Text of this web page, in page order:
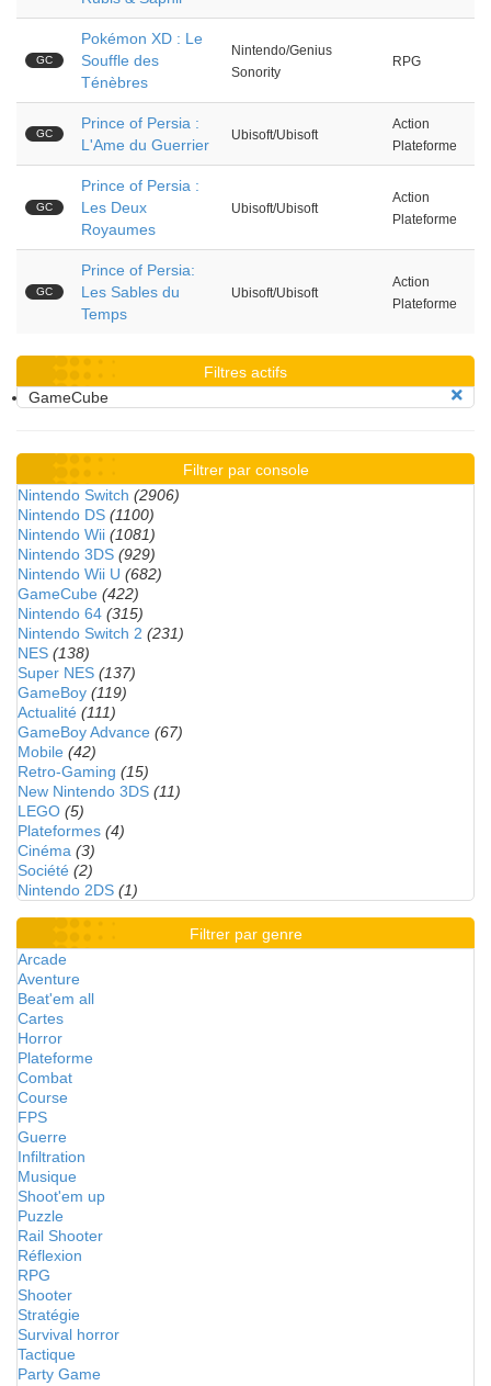
GC
Pokémon XD : Le
Souffle des
Ténèbres
Nintendo/Genius
Sonority
RPG
GC
Prince of Persia :
L'Ame du Guerrier
Ubisoft/Ubisoft
Action
Plateforme
GC
Prince of Persia :
Les Deux
Royaumes
Ubisoft/Ubisoft
Action
Plateforme
GC
Prince of Persia:
Les Sables du
Temps
Ubisoft/Ubisoft
Action
Plateforme
Filtres actifs
GameCube
Filtrer par console
Nintendo Switch (2906)
Nintendo DS (1100)
Nintendo Wii (1081)
Nintendo 3DS (929)
Nintendo Wii U (682)
GameCube (422)
Nintendo 64 (315)
Nintendo Switch 2 (231)
NES (138)
Super NES (137)
GameBoy (119)
Actualité (111)
GameBoy Advance (67)
Mobile (42)
Retro-Gaming (15)
New Nintendo 3DS (11)
LEGO (5)
Plateformes (4)
Cinéma (3)
Société (2)
Nintendo 2DS (1)
Filtrer par genre
Arcade
Aventure
Beat'em all
Cartes
Horror
Plateforme
Combat
Course
FPS
Guerre
Infiltration
Musique
Shoot'em up
Puzzle
Rail Shooter
Réflexion
RPG
Shooter
Stratégie
Survival horror
Tactique
Party Game